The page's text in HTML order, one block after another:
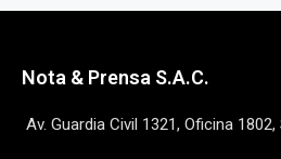
Nota & Prensa S.A.C.
Av. Guardia Civil 1321, Oficina